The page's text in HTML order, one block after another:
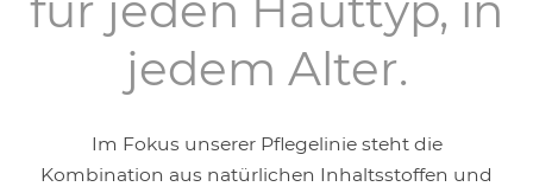
jedem Alter.
Im Fokus unserer Pﬂegelinie steht die
Kombination aus natürlichen Inhaltsstoffen und